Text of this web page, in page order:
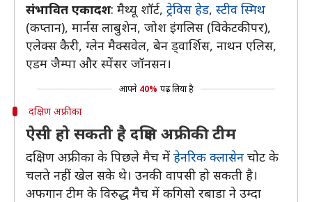
संभावित एकादश: मैथ्यू शॉर्ट, ट्रेविस हेड, स्टीव स्मिथ
(कप्तान), मार्नस लाबुशेन, जोश इंगलिस (विकेटकीपर),
एलेक्स कैरी, ग्लेन मैक्सवेल, बेन ड्वार्शिस, नाथन एलिस,
एडम जैम्पा और स्पेंसर जॉनसन।
आपने 40% पढ़ लिया है
दक्षिण अफ्रीका
ऐसी हो सकती है दक्षिण अफ्रीकी टीम
दक्षिण अफ्रीका के पिछले मैच में हेनरिक क्लासेन चोट के
चलते नहीं खेल सके थे। उनकी वापसी हो सकती है।
अफगान टीम के विरुद्ध मैच में कगिसो रबाडा ने उम्दा